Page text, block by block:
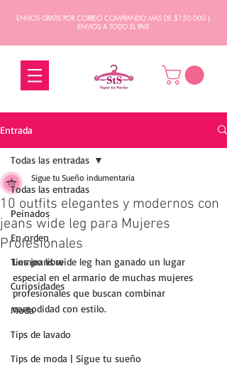
ENVIOS GRATIS POR CORREO COMPRANDO MAS DE $150.000 |
ENVIOS A TODO EL PAIS
Entrada
Todas las entradas
Peinados
En orden
Tiempo libre
Curiosidades
Moda
Tips de lavado
Tips de moda | Sigue tu sueño
Todas las entradas
10 outfits elegantes y modernos con
jeans wide leg para Mujeres
Profesionales
Sigue tu Sueño indumentaria
Los jeans wide leg han ganado un lugar
especial en el armario de muchas mujeres
profesionales que buscan combinar
comodidad con estilo.